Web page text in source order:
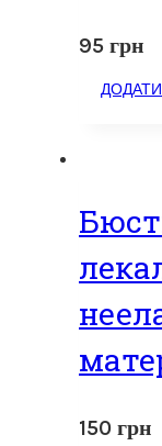
95 грн
150 грн